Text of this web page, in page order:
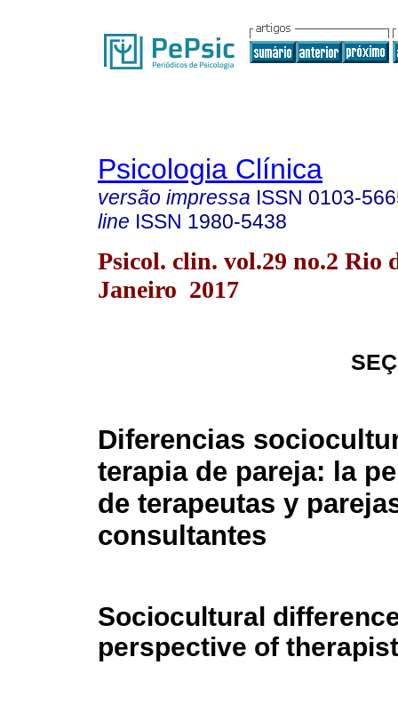
Psicologia Clínica
versão impressa ISSN 0103-
line ISSN 1980-5438
Psicol. clin. vol.29 no.2 Rio
Janeiro 2017
Diferencias
terapia de pareja: la
de terapeutas y
consultantes
Sociocultural
perspective of